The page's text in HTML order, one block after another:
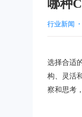
哪种
行业新闻 ·
选择合适
构、灵活
察和思考